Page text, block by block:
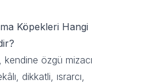
Köpekleri Hangi
kendine özgü mizacı
dikkatli, ısrarcı,